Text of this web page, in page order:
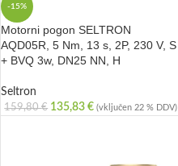
-15%
Motorni pogon SELTRON
AQD05R, 5 Nm, 13 s, 2P, 230 V, S
+ BVQ 3w, DN25 NN, H
Seltron
159,80€ 135,83€ (vključen 22 % DDV)